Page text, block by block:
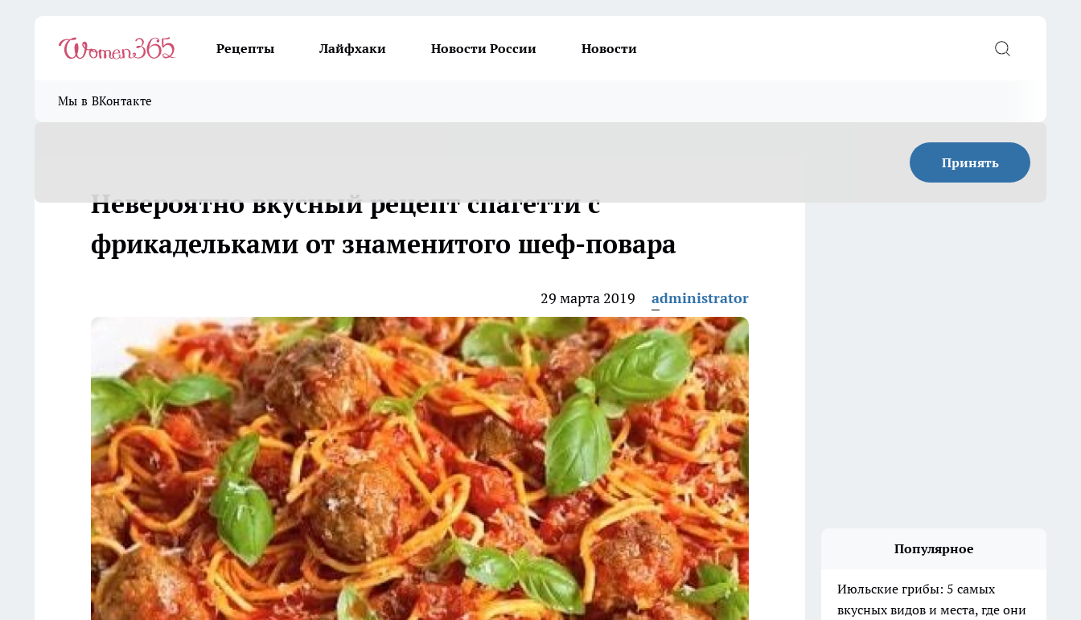
Рецепты Лайфхаки Новости России Новости
Мы в ВКонтакте
Принять
Невероятно вкусный рецепт спагетти с
фрикадельками от знаменитого шеф-повара
29 марта 2019 administrator
Популярное
Июльские грибы: 5 самых
вкусных видов и места, где они